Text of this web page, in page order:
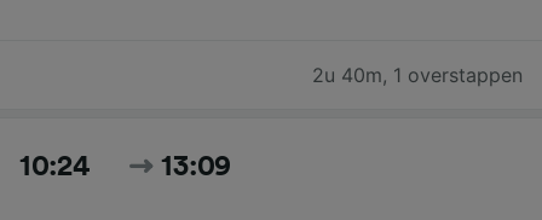
2u 40m, 1 overstappen
10:24 13:09